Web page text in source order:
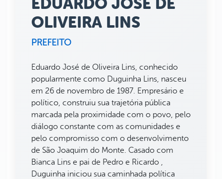
EDUARDO JOSÉ DE
OLIVEIRA LINS
PREFEITO
Eduardo José de Oliveira Lins, conhecido
popularmente como Duguinha Lins, nasceu
em 26 de novembro de 1987. Empresário e
político, construiu sua trajetória pública
marcada pela proximidade com o povo, pelo
diálogo constante com as comunidades e
pelo compromisso com o desenvolvimento
de São Joaquim do Monte. Casado com
Bianca Lins e pai de Pedro e Ricardo ,
Duguinha iniciou sua caminhada política